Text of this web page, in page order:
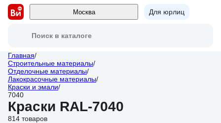
Москва Для юрлиц
Поиск в каталоге
Главная/
Строительные материалы/
Отделочные материалы/
Лакокрасочные материалы/
Краски и эмали/
7040
Краски RAL-7040
814 товаров